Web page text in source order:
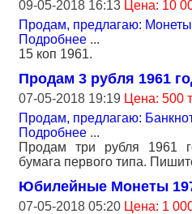
09-05-2018 16:13 Цена: 10
Продам, предлагаю: Монеты
Подробнее ...
15 коп 1961.
Продам 3 рубля 1961
07-05-2018 19:19 Цена: 500
Продам, предлагаю:
Подробнее ...
Продам три рубля 1961
бумага первого типа.
Юбилейные Монеты
07-05-2018 05:20 Цена: 1